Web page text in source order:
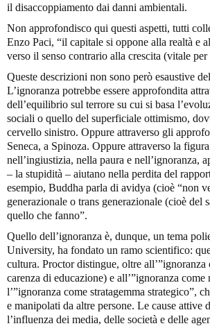
il disaccoppiamento dai danni ambientali.
Non approfondisco qui questi aspetti, tutti
Enzo Paci, “il capitale si oppone alla realtà e
verso il senso contrario alla crescita (vitale
Queste descrizioni non sono però esaustive
L’ignoranza potrebbe essere approfondita
dell’equilibrio sul terrore su cui si basa
sociali o quello del superficiale ottimismo,
cervello sinistro. Oppure attraverso gli
Seneca, a Spinoza. Oppure attraverso la
nell’ingiustizia, nella paura e nell’ignoranza,
– la stupidità – aiutano nella perdita del
esempio, Buddha parla di avidya (cioè “non
generazionale o trans generazionale (cioè del
quello che fanno”.
Quello dell’ignoranza è, dunque, un tema
University, ha fondato un ramo scientifico:
cultura. Proctor distingue, oltre
carenza di educazione) e all’”ignoranza
l’”ignoranza come stratagemma strategico”,
e manipolati da altre persone. Le cause attive
l’influenza dei media, delle società e delle